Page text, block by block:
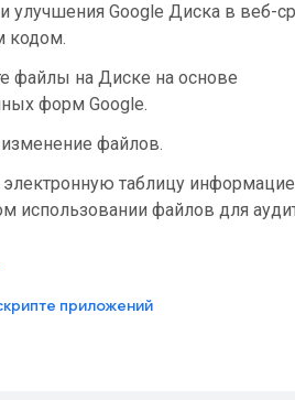
улучшения Google Диска в веб-
кодом.
файлы на Диске на основе
форм Google.
файлов.
электронную таблицу
использовании файлов для
приложений